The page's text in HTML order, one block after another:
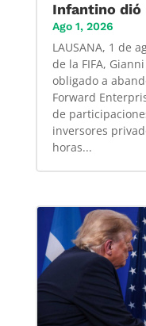
Infantino dió
Ago 1, 2026
LAUSANA, 1 de
de la FIFA,
obligado a
Forward
de
inversores
horas...